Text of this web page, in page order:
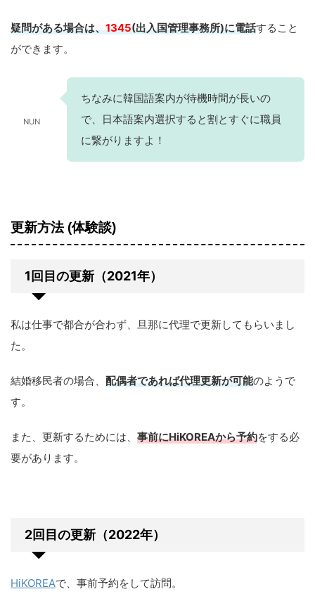
疑問がある場合は、1345(出入国管理事務所)に電話すること
ができます。
NUN
ちなみに韓国語案内が待機時間が長いの
で、日本語案内選択すると割とすぐに職員
に繋がりますよ！
更新方法 (体験談)
1回目の更新（2021年）
私は仕事で都合が合わず、旦那に代理で更新してもらいまし
た。
結婚移民者の場合、 配偶者であれば代理更新が可能のようで
す。
また、更新するためには、 事前にHiKOREAから予約をする必
要があります。
2回目の更新（2022年）
HiKOREAで、事前予約をして訪問。